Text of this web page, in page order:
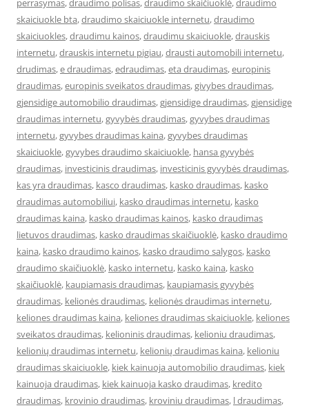
perrasymas,draudimo polisas,draudimo skaičiuoklė,draudimo
skaiciuokle bta,draudimo skaiciuokle internetu,draudimo
skaiciuokles,draudimu kainos,draudimu skaiciuokle,drauskis
internetu,drauskis internetu pigiau,drausti automobili internetu,
drudimas,e draudimas,edraudimas,eta draudimas,europinis
draudimas,europinis sveikatos draudimas,givybes draudimas,
gjensidige automobilio draudimas,gjensidige draudimas,gjensidige
draudimas internetu,gyvybės draudimas,gyvybes draudimas
internetu,gyvybes draudimas kaina,gyvybes draudimas
skaiciuokle,gyvybes draudimo skaiciuokle, hansa gyvybės
draudimas, investicinis draudimas, investicinis gyvybės draudimas,
kas yra draudimas, kasco draudimas, kasko draudimas, kasko
draudimas automobiliui, kasko draudimas internetu, kasko
draudimas kaina, kasko draudimas kainos, kasko draudimas
lietuvos draudimas, kasko draudimas skaičiuoklė, kasko draudimo
kaina, kasko draudimo kainos, kasko draudimo salygos, kasko
draudimo skaičiuoklė, kasko internetu, kasko kaina, kasko
skaičiuoklė, kaupiamasis draudimas, kaupiamasis gyvybės
draudimas, kelionės draudimas, kelionės draudimas internetu,
keliones draudimas kaina, keliones draudimas skaiciuokle, keliones
sveikatos draudimas, kelioninis draudimas, kelioniu draudimas,
kelionių draudimas internetu, kelionių draudimas kaina, kelioniu
draudimas skaiciuokle, kiek kainuoja automobilio draudimas, kiek
kainuoja draudimas, kiek kainuoja kasko draudimas, kredito
draudimas, krovinio draudimas, kroviniu draudimas, l draudimas,